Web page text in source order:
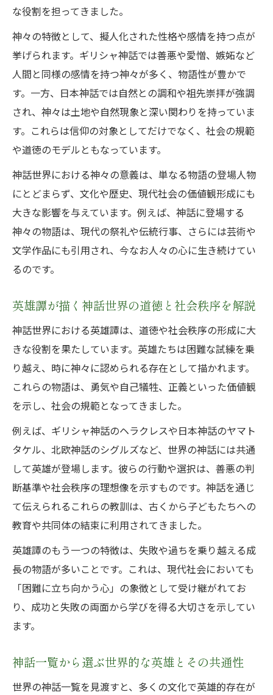
な役割を担ってきました。
神々の特徴として、擬人化された性格や感情を持つ点が
挙げられます。ギリシャ神話では善悪や愛憎、嫉妬など
人間と同様の感情を持つ神々が多く、物語性が豊かで
す。一方、日本神話では自然との調和や祖先崇拝が強調
され、神々は土地や自然現象と深い関わりを持っていま
す。これらは信仰の対象としてだけでなく、社会の規範
や道徳のモデルともなっています。
神話世界における神々の意義は、単なる物語の登場人物
にとどまらず、文化や歴史、現代社会の価値観形成にも
大きな影響を与えています。例えば、神話に登場する
神々の物語は、現代の祭礼や伝統行事、さらには芸術や
文学作品にも引用され、今なお人々の心に生き続けてい
るのです。
英雄譚が描く神話世界の道徳と社会秩序を解説
神話世界における英雄譚は、道徳や社会秩序の形成に大
きな役割を果たしています。英雄たちは困難な試練を乗
り越え、時に神々に認められる存在として描かれます。
これらの物語は、勇気や自己犠牲、正義といった価値観
を示し、社会の規範となってきました。
例えば、ギリシャ神話のヘラクレスや日本神話のヤマト
タケル、北欧神話のシグルズなど、世界の神話には共通
して英雄が登場します。彼らの行動や選択は、善悪の判
断基準や社会秩序の理想像を示すものです。神話を通じ
て伝えられるこれらの教訓は、古くから子どもたちへの
教育や共同体の結束に利用されてきました。
英雄譚のもう一つの特徴は、失敗や過ちを乗り越える成
長の物語が多いことです。これは、現代社会においても
「困難に立ち向かう心」の象徴として受け継がれてお
り、成功と失敗の両面から学びを得る大切さを示してい
ます。
神話一覧から選ぶ世界的な英雄とその共通性
世界の神話一覧を見渡すと、多くの文化で英雄的存在が